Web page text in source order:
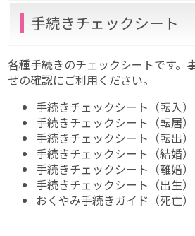
手続きチェックシート
各種手続きのチェックシートです。
せの確認にご利用ください。
手続きチェックシート（転入
手続きチェックシート（転居
手続きチェックシート（転出
手続きチェックシート（結婚
手続きチェックシート（離婚
手続きチェックシート（出生
おくやみ手続きガイド（死亡